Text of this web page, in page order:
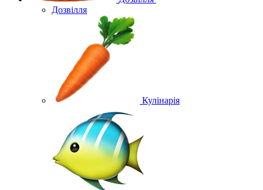
Дозвілля
Кулінарія